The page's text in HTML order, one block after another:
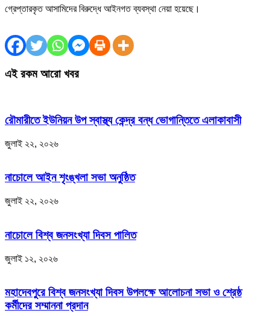
গ্রেপ্তারকৃত আসামিদের বিরুদ্ধে আইনগত ব্যবস্থা নেয়া হয়েছে।
এই রকম আরো খবর
রৌমারীতে ইউনিয়ন উপ স্বাস্থ্য কেন্দ্র বন্ধ ভোগান্তিতে এলাকাবাসী
জুলাই ২২, ২০২৬
নাচোলে আইন শৃংঙ্খলা সভা অনুষ্ঠিত
জুলাই ২২, ২০২৬
নাচোলে বিশ্ব জনসংখ্যা দিবস পালিত
জুলাই ১২, ২০২৬
মহাদেবপুরে বিশ্ব জনসংখ্যা দিবস উপলক্ষে আলোচনা সভা ও শ্রেষ্ঠ
কর্মীদের সম্মাননা প্রদান